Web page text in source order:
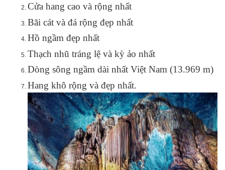
Cửa hang cao và rộng nhất
Bãi cát và đá rộng đẹp nhất
Hồ ngầm đẹp nhất
Thạch nhũ tráng lệ và kỳ ảo nhất
Dòng sông ngầm dài nhất Việt Nam (13.969 m)
Hang khô rộng và đẹp nhất.